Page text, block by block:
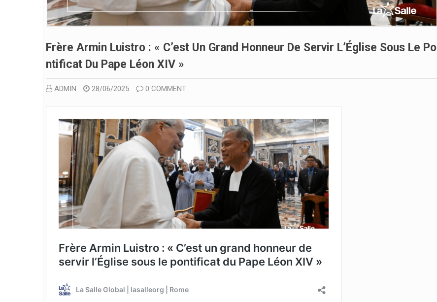
Frère Armin Luistro : « C’est Un Grand Honneur De Servir L’Église Sous Le Po
Ntificat Du Pape Léon XIV »
ADMIN 28/06/2025 0 COMMENT